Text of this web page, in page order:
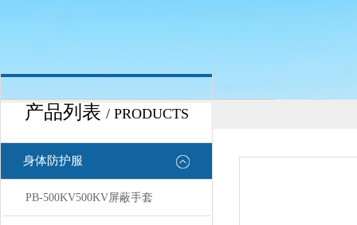
产品列表 / PRODUCTS
身体防护服
PB-500KV500KV屏蔽手套